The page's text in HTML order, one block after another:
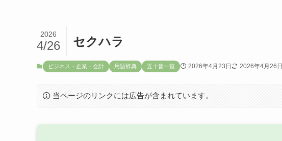
セクハラ
2026
4/26
ビジネス・企業・会計 用語辞典 五十音一覧 2026年4月23日 2026年4月26日
当ページのリンクには広告が含まれています。